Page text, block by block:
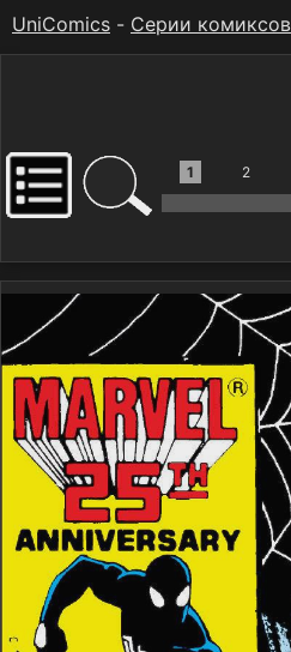
UniComics - Серии комиксов
1 2